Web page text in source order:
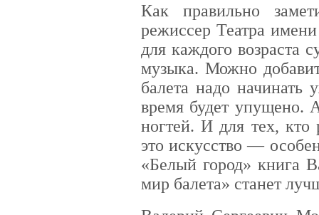
Как правильно
режиссер Театра
для каждого возраста
музыка. Можно
балета надо
время будет упущено.
ногтей. И для тех, кто
это искусство —
«Белый город» книга
мир балета» станет